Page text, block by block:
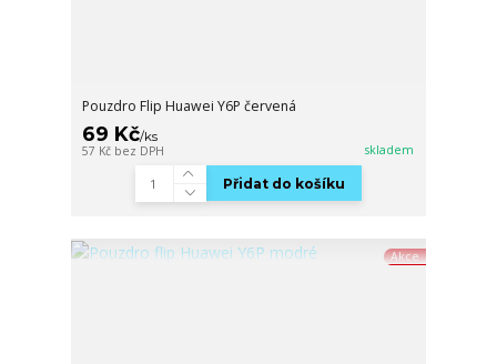
Pouzdro Flip Huawei Y6P červená
69 Kč/ks
57 Kč bez DPH skladem
Přidat do košíku
Akce